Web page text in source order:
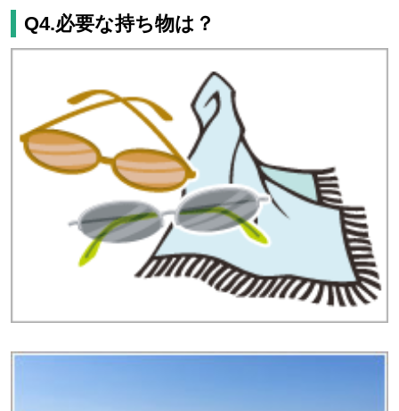
Q4.必要な持ち物は？